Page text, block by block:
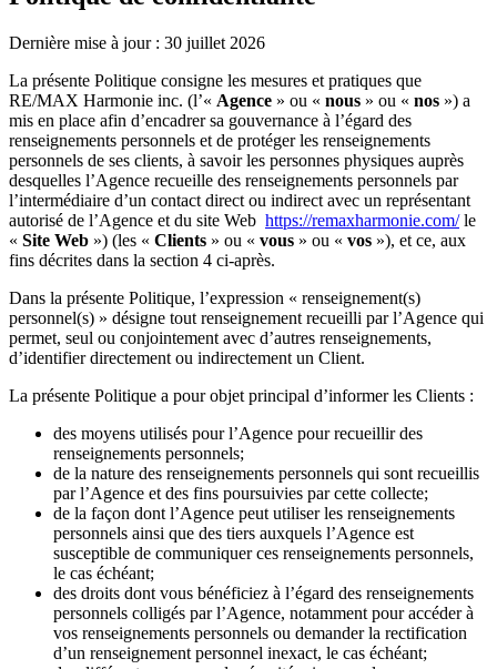
Dernière mise à jour : 30 juillet 2026
La présente Politique consigne les mesures et pratiques que
RE/MAX Harmonie inc. (l’« Agence » ou « nous » ou « nos ») a
mis en place afin d’encadrer sa gouvernance à l’égard des
renseignements personnels et de protéger les renseignements
personnels de ses clients, à savoir les personnes physiques auprès
desquelles l’Agence recueille des renseignements personnels par
l’intermédiaire d’un contact direct ou indirect avec un représentant
autorisé de l’Agence et du site Web https://remaxharmonie.com/le
« Site Web ») (les « Clients » ou « vous » ou « vos »), et ce, aux
fins décrites dans la section 4 ci-après.
Dans la présente Politique, l’expression « renseignement(s)
personnel(s) » désigne tout renseignement recueilli par l’Agence qui
permet, seul ou conjointement avec d’autres renseignements,
d’identifier directement ou indirectement un Client.
La présente Politique a pour objet principal d’informer les Clients :
des moyens utilisés pour l’Agence pour recueillir des
renseignements personnels;
de la nature des renseignements personnels qui sont recueillis
par l’Agence et des fins poursuivies par cette collecte;
de la façon dont l’Agence peut utiliser les renseignements
personnels ainsi que des tiers auxquels l’Agence est
susceptible de communiquer ces renseignements personnels,
le cas échéant;
des droits dont vous bénéficiez à l’égard des renseignements
personnels colligés par l’Agence, notamment pour accéder à
vos renseignements personnels ou demander la rectification
d’un renseignement personnel inexact, le cas échéant;